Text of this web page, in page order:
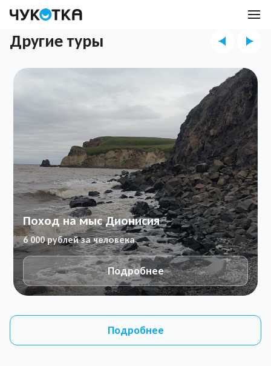
Другие туры
Поход на мыс Дионисия
6 000 рублей за человека
Подробнее
Подробнее